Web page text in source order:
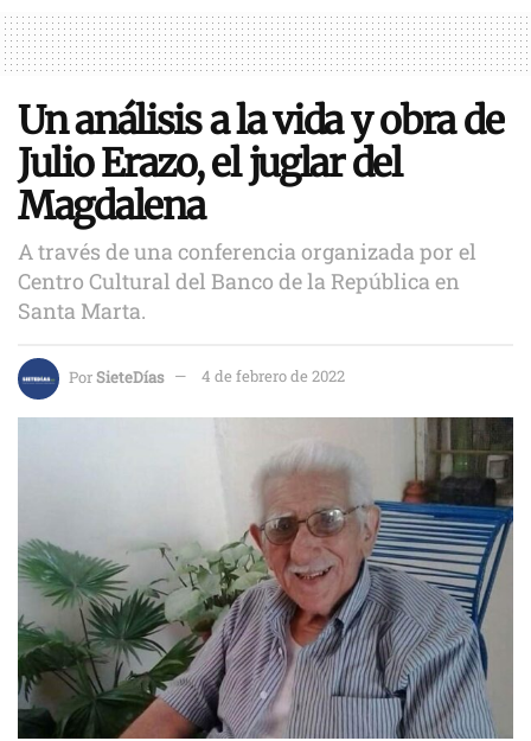
Un análisis a la vida y obra de
Julio Erazo, el juglar del
Magdalena
A través de una conferencia organizada por el
Centro Cultural del Banco de la República en
Santa Marta.
PorSieteDías 4 de febrero de 2022